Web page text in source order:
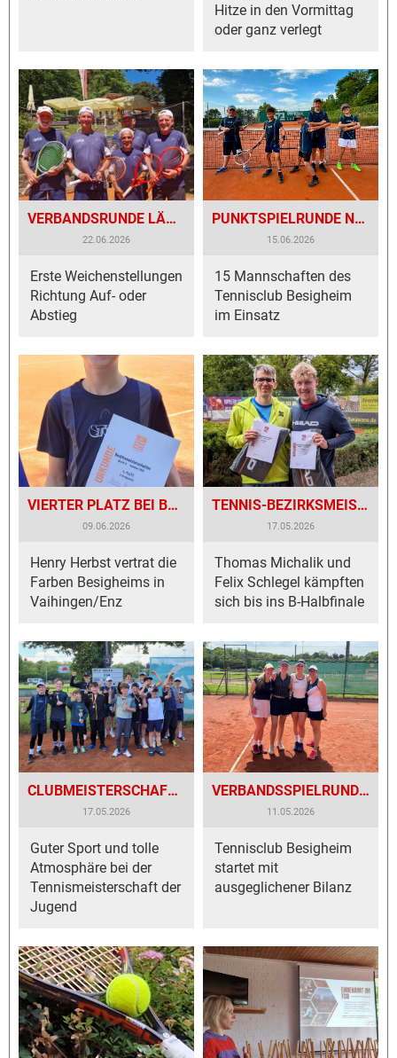
Hitze in den Vormittag
oder ganz verlegt
VERBANDSRUNDE LÄUFT AUF HOCHTOUREN
22.06.2026
Erste Weichenstellungen
Richtung Auf- oder
Abstieg
PUNKTSPIELRUNDE NACH PFINGSTPAUSE WIEDER GESTARTET
15.06.2026
15 Mannschaften des
Tennisclub Besigheim
im Einsatz
VIERTER PLATZ BEI BEZIRKSMEISTERSCHAFTEN
09.06.2026
Henry Herbst vertrat die
Farben Besigheims in
Vaihingen/Enz
TENNIS-BEZIRKSMEISTERSCHAFTEN MIT BESIGHEIMER VERTRETUNG
17.05.2026
Thomas Michalik und
Felix Schlegel kämpften
sich bis ins B-Halbfinale
CLUBMEISTERSCHAFT DER JUGEND BEIM TC BESIGHEIM
17.05.2026
Guter Sport und tolle
Atmosphäre bei der
Tennismeisterschaft der
Jugend
VERBANDSSPIELRUNDE HAT IN DIESEN TAGEN BEGONNEN
11.05.2026
Tennisclub Besigheim
startet mit
ausgeglichener Bilanz